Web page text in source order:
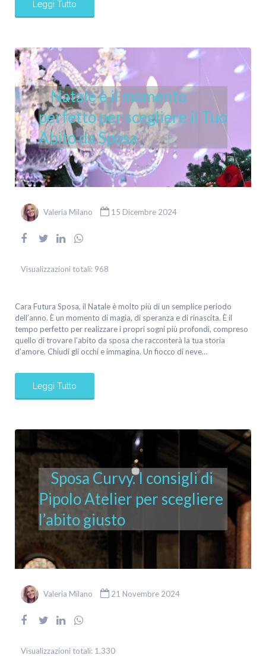
Leggi Tutto
Natale è il momento
perfetto per scegliere il Tuo
Abito da Sposa
Valeria Milano 15 Dicembre 2024
Visualizzazioni totali: 968
Cara Futura Sposa, il Natale è molto più di un semplice periodo
dell’anno. È un momento di magia, di speranza e di rinascita. È il
tempo perfetto per realizzare i propri sogni più profondi, compreso
quello di trovare l’abito da sposa che racconterà la tua storia
d’amore. Chiudi gli occhi e immagina. Un fiocco di neve…
Leggi Tutto
Sposa Curvy. I consigli di
Pipolo Atelier per scegliere
l’abito giusto
Valeria Milano 21 Novembre 2024
Visualizzazioni totali: 1.330